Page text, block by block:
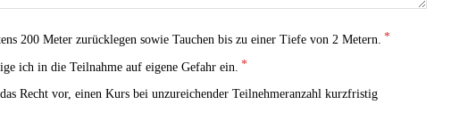
200 Meter zurücklegen sowie Tauchen bis zu einer Tiefe von 2 Metern.
ich in die Teilnahme auf eigene Gefahr ein.
Recht vor, einen Kurs bei unzureichender Teilnehmeranzahl kurzfristig